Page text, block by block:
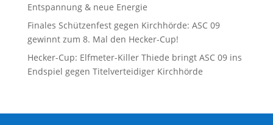
Entspannung & neue Energie
Finales Schützenfest gegen Kirchhörde: ASC 09
gewinnt zum 8. Mal den Hecker-Cup!
Hecker-Cup: Elfmeter-Killer Thiede bringt ASC 09 ins
Endspiel gegen Titelverteidiger Kirchhörde